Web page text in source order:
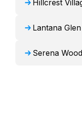
Hillcrest
Lantana Glen
Serena